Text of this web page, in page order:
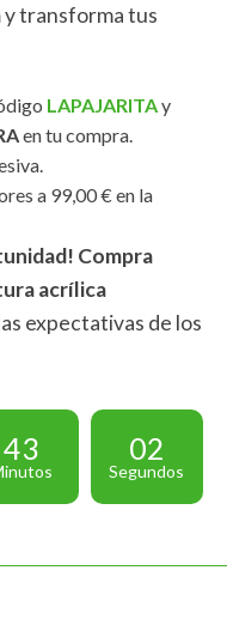
y transforma tus
LAPAJARITAy
en tu compra.
a 99,00 € en la
Compra
acrílica
expectativas de los
43 01
Segundos